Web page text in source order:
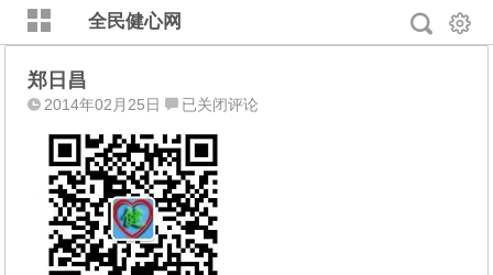
全民健心网
郑日昌
2014年02月25日
郑
昌
已关闭评论